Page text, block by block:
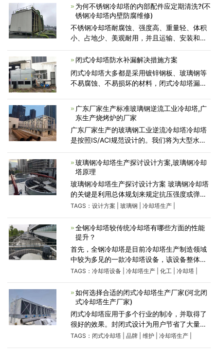
为何不锈钢冷却塔的内部配件应定期清洗?(不
锈钢冷却塔内壁防腐维修)
不锈钢冷却塔耐腐蚀、强度高、重量轻、体积
小、占地少、美观耐用，并且运输、安装和维
门，对空调、制冷、空压站、加热炉及冷凝工
艺等冷却水循
闭式冷却塔防水补漏解决措施方案
闭式冷却塔大多都是采用镀锌钢板、玻璃钢等
不易腐蚀、不易损坏的材料，闭式冷却塔漏水
用过程中存在漏水的问题？冷却塔维修厂家小
编给大家总结了闭
广东厂家生产标准玻璃钢逆流工业冷却塔,广
东生产烧烤炉的厂家
广东厂家生产的玻璃钢工业逆流冷却塔冷却塔
是按照IS/ACI规范设计的。我们将为大型水流
区域（例如电厂，化工厂等）提供逆流玻璃钢
工业冷却塔，我们主要关注逆流玻璃钢工业冷
却塔冷却塔，以提高性
玻璃钢冷却塔生产探讨设计方案,玻璃钢冷却
塔原理
玻璃钢冷却塔生产探讨设计方案 玻璃钢冷却塔
的关键是利用总体规划来规定抗压强度或弹性
模具，而选择非弹性材料等材料是适合机械设
要总体规
TAGS： 设计方案 玻璃钢 冷却塔生产|
全钢冷却塔较传统冷却塔有哪些方面的性能
提升？
首先，全钢冷却塔是目前冷却塔生产制造领域
中较为多见的一款冷却塔设备，该设备整体或
部分采用304不锈钢或316L不锈钢制成，因而
应用过程中，因生
TAGS： 冷却塔设备| 冷却塔生产| 化工 冷却塔|
如何选择合适的闭式冷却塔生产厂家(河北闭
式冷却塔生产厂家)
闭式冷却塔应用于多个行业的制冷，并取得了
很好的效果。封闭式设计为用户节省了大量的
用水成本和维护成本，并在市场竞争中逐渐取
TAGS： 闭式冷却塔| 品牌| 维护| 冷却塔生产|